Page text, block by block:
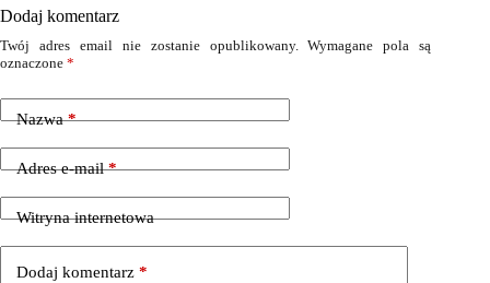
Dodaj komentarz
Twój adres email nie zostanie opublikowany.
Wymagane pola są
oznaczone *
Nazwa*
Adres e-mail*
Witryna internetowa
Dodaj komentarz *